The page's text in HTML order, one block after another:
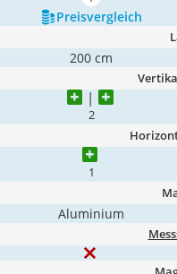
Preis­vergleich
200 cm
2
1
Aluminium